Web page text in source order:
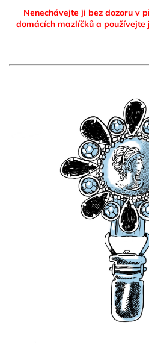
Nenechávejte ji bez dozoru v
domácích mazlíčků a používejte